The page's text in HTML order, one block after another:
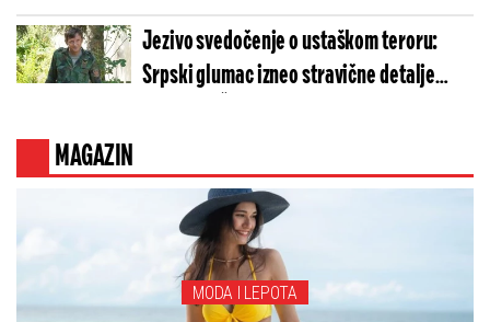
Jezivo svedočenje o ustaškom teroru:
Srpski glumac izneo stravične detalje
MAGAZIN
MODA I LEPOTA